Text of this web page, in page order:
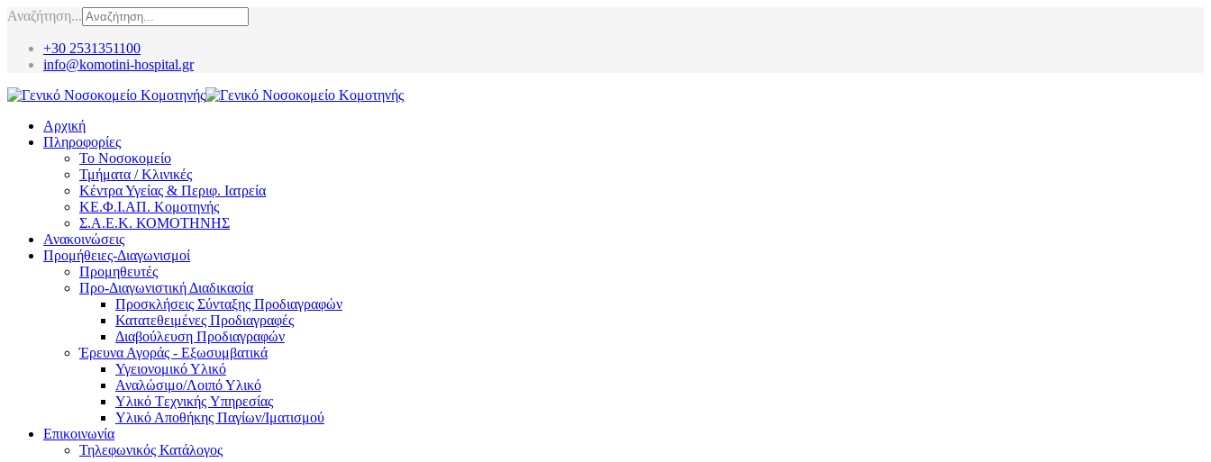
Αναζήτηση...
+30 2531351100
info@komotini-hospital.gr
Αρχική
Πληροφορίες
Το Νοσοκομείο
Τμήματα / Κλινικές
Κέντρα Υγείας & Περιφ. Ιατρεία
ΚΕ.Φ.Ι.ΑΠ. Κομοτηνής
Σ.Α.Ε.Κ. ΚΟΜΟΤΗΝΗΣ
Ανακοινώσεις
Προμήθειες-Διαγωνισμοί
Προμηθευτές
Προ-Διαγωνιστική Διαδικασία
Προσκλήσεις Σύνταξης Προδιαγραφών
Κατατεθειμένες Προδιαγραφές
Διαβούλευση Προδιαγραφών
Έρευνα Αγοράς - Εξωσυμβατικά
Υγειονομικό Υλικό
Αναλώσιμο/Λοιπό Υλικό
Υλικό Tεχνικής Yπηρεσίας
Υλικό Αποθήκης Παγίων/Ιματισμού
Επικοινωνία
Τηλεφωνικός Κατάλογος